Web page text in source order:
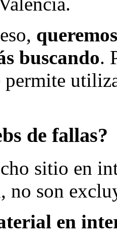
buscando.
permite
de fallas?
sitio en
no son
en